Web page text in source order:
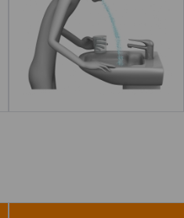
acerca de "Abrir el grifo"
Leer más